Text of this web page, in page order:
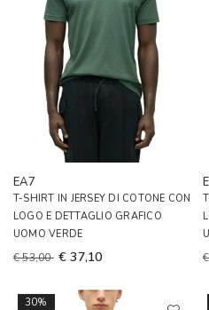
EA7
T-SHIRT IN JERSEY DI COTONE CON
LOGO E DETTAGLIO GRAFICO
UOMO VERDE
€ 53,00 € 37,10
30%